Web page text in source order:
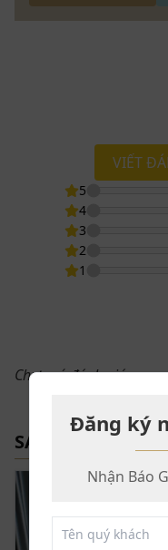
Thiết kế bàn ăn chân chữ
VIẾT
5
4
3
2
1
Chưa có đánh giá
SẢN PHẨM LIÊN
Đăng ký
Nhận Báo